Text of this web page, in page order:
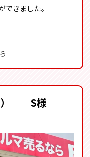
きました。
） S様